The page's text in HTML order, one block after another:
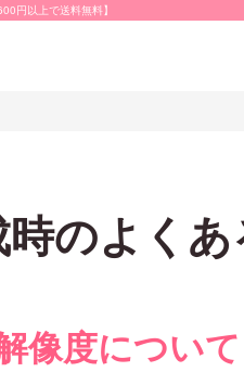
円以上で送料無料】
のよく
像度について